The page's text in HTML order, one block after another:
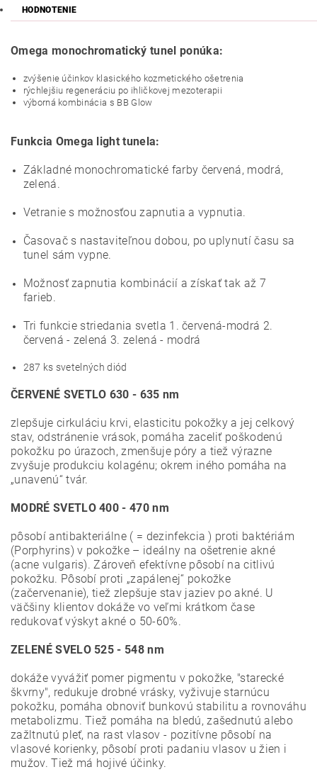
HODNOTENIE
Omega monochromatický tunel ponúka:
zvýšenie účinkov klasického kozmetického ošetrenia
rýchlejšiu regeneráciu po ihličkovej mezoterapii
výborná kombinácia s BB Glow
Funkcia Omega light tunela:
Základné monochromatické farby červená, modrá,
zelená.
Vetranie s možnosťou zapnutia a vypnutia.
Časovač s nastaviteľnou dobou, po uplynutí času sa
tunel sám vypne.
Možnosť zapnutia kombinácií a získať tak až 7
farieb.
Tri funkcie striedania svetla 1. červená-modrá 2.
červená - zelená 3. zelená - modrá
287 ks svetelných diód
ČERVENÉ SVETLO 630 - 635 nm
zlepšuje cirkuláciu krvi, elasticitu pokožky a jej celkový
stav, odstránenie vrások, pomáha zaceliť poškodenú
pokožku po úrazoch, zmenšuje póry a tiež výrazne
zvyšuje produkciu kolagénu; okrem iného pomáha na
„unavenú“ tvár.
MODRÉ SVETLO 400 - 470 nm
pôsobí antibakteriálne ( = dezinfekcia ) proti baktériám
(Porphyrins) v pokožke – ideálny na ošetrenie akné
(acne vulgaris). Zároveň efektívne pôsobí na citlivú
pokožku. Pôsobí proti „zapálenej“ pokožke
(začervenanie), tiež zlepšuje stav jaziev po akné. U
väčšiny klientov dokáže vo veľmi krátkom čase
redukovať výskyt akné o 50-60%.
ZELENÉ SVELO 525 - 548 nm
dokáže vyvážiť pomer pigmentu v pokožke, "starecké
škvrny", redukuje drobné vrásky, vyživuje starnúcu
pokožku, pomáha obnoviť bunkovú stabilitu a rovnováhu
metabolizmu. Tiež pomáha na bledú, zašednutú alebo
zažltnutú pleť, na rast vlasov - pozitívne pôsobí na
vlasové korienky, pôsobí proti padaniu vlasov u žien i
mužov. Tiež má hojivé účinky.